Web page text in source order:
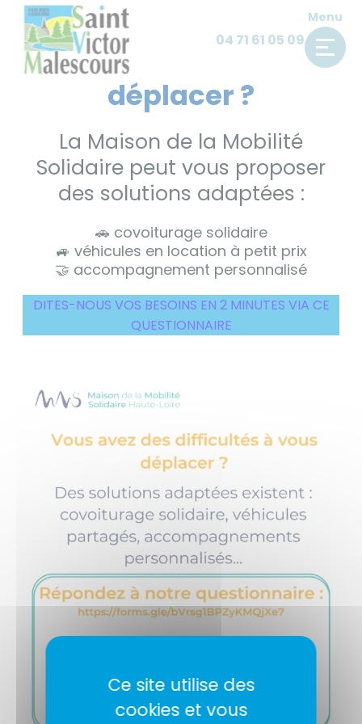
Skip
content
04 71 61 05 09
Menu
Vous avez des
difficultés à vous
déplacer ?
La Maison de la Mobilité
Solidaire peut vous proposer
des solutions adaptées :
🚗 covoiturage solidaire
🚙 véhicules en location à petit prix
🤝 accompagnement personnalisé
DITES-NOUS VOS BESOINS EN 2 MINUTES VIA CE
QUESTIONNAIRE
Panneau de gestion des cookies
Ce site utilise des
cookies et vous